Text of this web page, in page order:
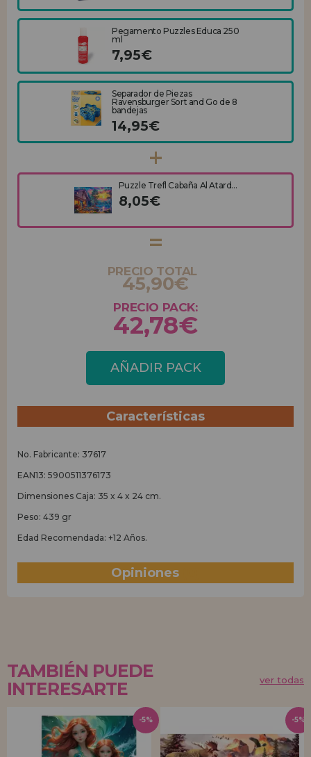
Pegamento Puzzles Educa 250
ml
7,95€
Separador de Piezas
Ravensburger Sort and Go de 8
bandejas
14,95€
Puzzle Trefl Cabaña Al Atard...
8,05€
PRECIO TOTAL
45,90€
PRECIO PACK:
42,78€
AÑADIR PACK
Características
No. Fabricante: 37617
EAN13: 5900511376173
Dimensiones Caja: 35 x 4 x 24 cm.
Peso: 439 gr
Edad Recomendada: +12 Años.
Opiniones
TAMBIÉN PUEDE
INTERESARTE
ver todas
-5% -5%